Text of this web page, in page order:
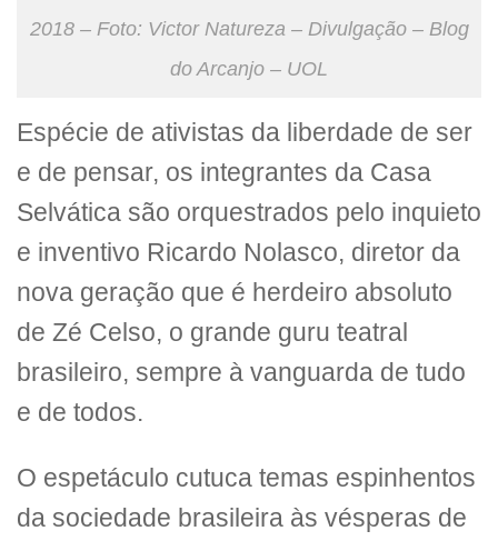
2018 – Foto: Victor Natureza – Divulgação – Blog
do Arcanjo – UOL
Espécie de ativistas da liberdade de ser
e de pensar, os integrantes da Casa
Selvática são orquestrados pelo inquieto
e inventivo Ricardo Nolasco, diretor da
nova geração que é herdeiro absoluto
de Zé Celso, o grande guru teatral
brasileiro, sempre à vanguarda de tudo
e de todos.
O espetáculo cutuca temas espinhentos
da sociedade brasileira às vésperas de